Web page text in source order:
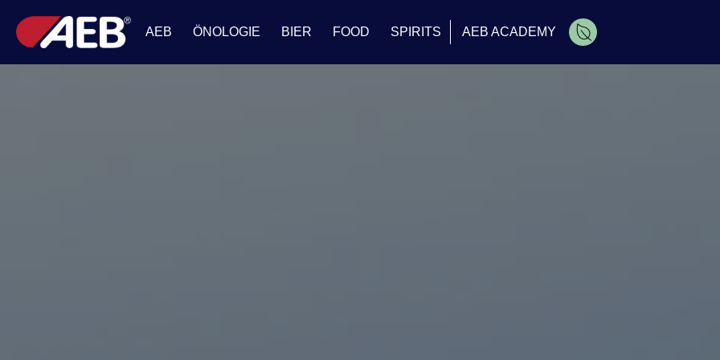
AEB ÖNOLOGIE BIER FOOD SPIRITS AEB ACADEMY